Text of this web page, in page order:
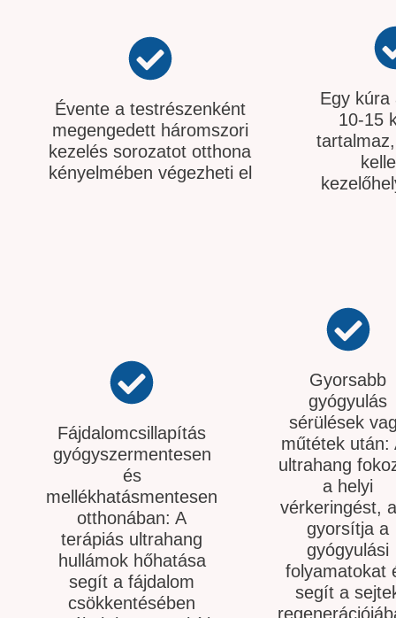
Évente a testrészenként
megengedett háromszori
kezelés sorozatot otthona
kényelmében végezheti el​
Egy kúra
10-15
Fájdalomcsillapítás
gyógyszermentesen
és
mellékhatásmentesen
otthonában: A
terápiás ultrahang
hullámok hőhatása
segít a fájdalom
csökkentésében
Gyorsabb
gyógyulás
sérülések
műtétek után:
ultrahang
a helyi
vérkeringést,
gyorsítja a
gyógyulási
folyamatokat
segít a